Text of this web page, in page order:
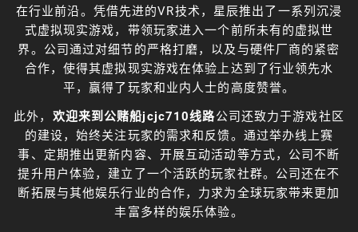
在行业前沿。凭借先进的VR技术，星辰推出了一系列沉浸
式虚拟现实游戏，带领玩家进入一个前所未有的虚拟世
界。公司通过对细节的严格打磨，以及与硬件厂商的紧密
合作，使得其虚拟现实游戏在体验上达到了行业领先水
平，赢得了玩家和业内人士的高度赞誉。
此外， 欢迎来到公赌船jcjc710线路公司还致力于游戏社区
的建设，始终关注玩家的需求和反馈。通过举办线上赛
事、定期推出更新内容、开展互动活动等方式，公司不断
提升用户体验，建立了一个活跃的玩家社群。公司还在不
断拓展与其他娱乐行业的合作，力求为全球玩家带来更加
丰富多样的娱乐体验。